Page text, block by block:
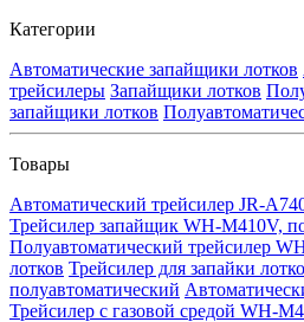
Категории
Автоматические запайщики лотков
трейсилеры Запайщики лотков
запайщики лотков
Товары
Автоматический трейсилер JR-
Трейсилер запайщик WH-M410V,
Полуавтоматический трейсилер
лотков Трейсилер для запайки
полуавтоматический
Трейсилер с газовой средой WH-